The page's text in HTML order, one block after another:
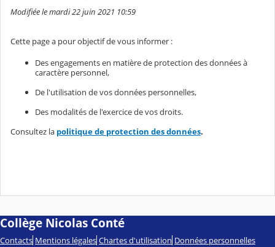
Modifiée le mardi 22 juin 2021 10:59
Cette page a pour objectif de vous informer :
Des engagements en matière de protection des données à
caractère personnel,
De l'utilisation de vos données personnelles,
Des modalités de l'exercice de vos droits.
Consultez la politique de protection des données.
Collège Nicolas Conté
Contacts Mentions légales Chartes d'utilisation Données personnelles